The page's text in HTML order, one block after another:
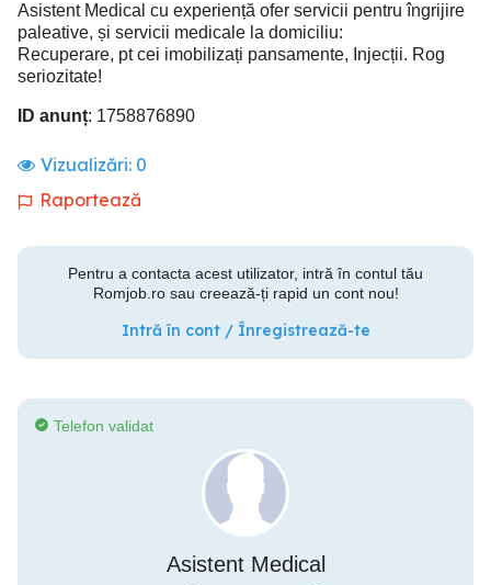
Asistent Medical cu experiență ofer servicii pentru îngrijire
paleative, și servicii medicale la domiciliu:
Recuperare, pt cei imobilizați pansamente, Injecții. Rog
seriozitate!
ID anunț: 1758876890
Vizualizări: 0
Raportează
Pentru a contacta acest utilizator, intră în contul tău
Romjob.ro sau creează-ți rapid un cont nou!
Intră în cont / Înregistrează-te
Telefon validat
Asistent Medical